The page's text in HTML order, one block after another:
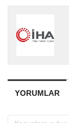
YORUMLAR